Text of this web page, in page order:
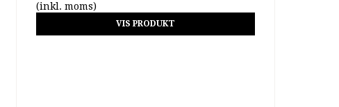
(inkl. moms)
VIS PRODUKT